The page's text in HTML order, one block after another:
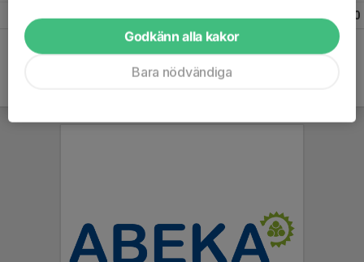
Totalt 54 0 0 0
Godkänn alla kakor
Bara nödvändiga